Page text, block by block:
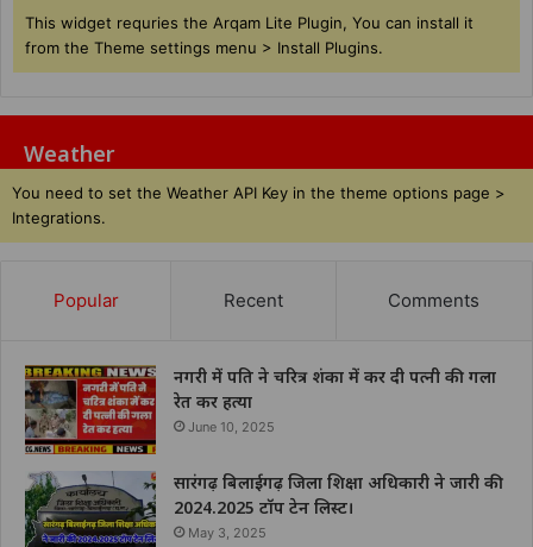
This widget requries the Arqam Lite Plugin, You can install it
from the Theme settings menu > Install Plugins.
Weather
You need to set the Weather API Key in the theme options page >
Integrations.
Popular Recent Comments
नगरी में पति ने चरित्र शंका में कर दी पत्नी की गला
रेत कर हत्या
June 10, 2025
सारंगढ़ बिलाईगढ़ जिला शिक्षा अधिकारी ने जारी की
2024.2025 टॉप टेन लिस्ट।
May 3, 2025